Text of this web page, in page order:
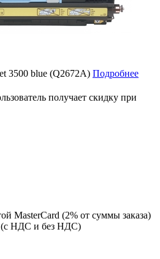
3500 blue (Q2672A) Подробнее
получает скидку при
MasterCard (2% от суммы заказа)
(с НДС и без НДС)